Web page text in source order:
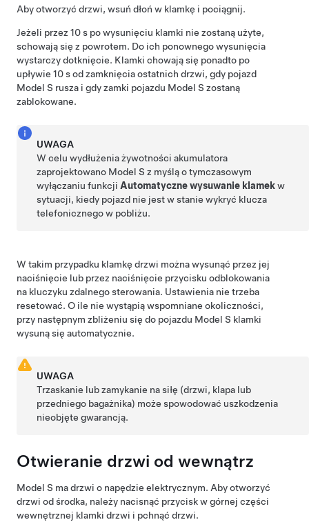
Aby otworzyć drzwi, wsuń dłoń w klamkę i pociągnij.
Jeżeli przez 10 s po wysunięciu klamki nie zostaną użyte,
schowają się z powrotem. Do ich ponownego wysunięcia
wystarczy dotknięcie. Klamki chowają się ponadto po
upływie 10 s od zamknięcia ostatnich drzwi, gdy pojazd
Model S rusza i gdy zamki pojazdu Model S zostaną
zablokowane.
UWAGA
W celu wydłużenia żywotności akumulatora
zaprojektowano Model S z myślą o tymczasowym
wyłączaniu funkcji Automatyczne wysuwanie klamekw
sytuacji, kiedy pojazd nie jest w stanie wykryć klucza
telefonicznego w pobliżu.
W takim przypadku klamkę drzwi można wysunąć przez jej
naciśnięcie lub przez naciśnięcie przycisku odblokowania
na kluczyku zdalnego sterowania. Ustawienia nie trzeba
resetować. O ile nie wystąpią wspomniane okoliczności,
przy następnym zbliżeniu się do pojazdu Model S klamki
wysuną się automatycznie.
UWAGA
Trzaskanie lub zamykanie na siłę (drzwi, klapa lub
przedniego bagażnika) może spowodować uszkodzenia
nieobjęte gwarancją.
Otwieranie drzwi od wewnątrz
Model S ma drzwi o napędzie elektrycznym. Aby otworzyć
drzwi od środka, należy nacisnąć przycisk w górnej części
wewnętrznej klamki drzwi i pchnąć drzwi.